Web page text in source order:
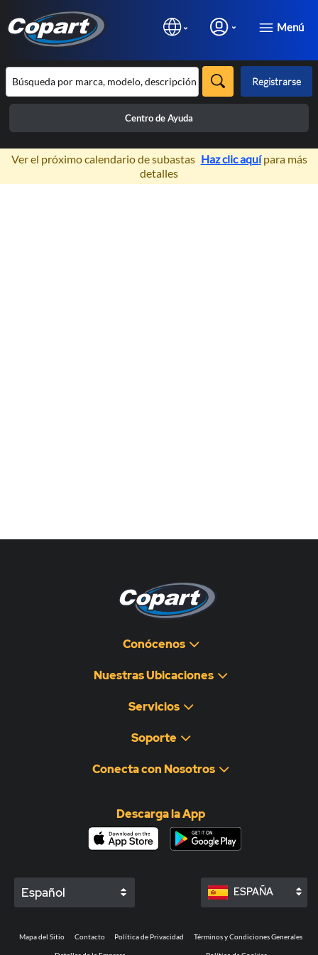
Menú
Registrarse
Centro de Ayuda
×
Ver el próximo calendario de subastas Haz clic aquípara más
detalles
Conócenos
Nuestras Ubicaciones
Servicios
Soporte
Conecta con Nosotros
Descarga la App
Español ESPAÑA
Mapa del Sitio Contacto Política de Privacidad Términos y Condiciones Generales